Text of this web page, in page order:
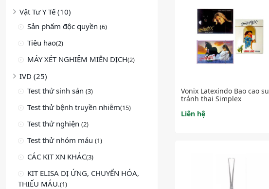
Vật Tư Y Tế (10)
Sản phẩm độc quyền (6)
Tiêu hao(2)
MÁY XÉT NGHIỆM MIỄN DỊCH(2)
IVD (25)
Test thử sinh sản (3)
Test thử bệnh truyền nhiễm(15)
Test thử nghiện (2)
Test thử nhóm máu (1)
CÁC KIT XN KHÁC(3)
KIT ELISA DỊ ỨNG, CHUYỂN HÓA,
THIẾU MÁU.(1)
Vonix Latexindo Bao cao su
tránh thai Simplex
Liên hệ